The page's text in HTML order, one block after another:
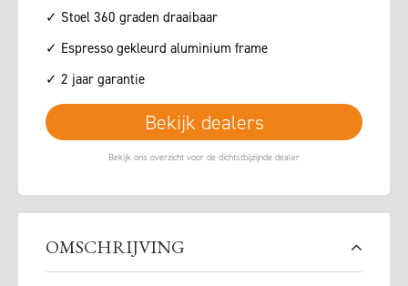
✓ Stoel 360 graden draaibaar
✓ Espresso gekleurd aluminium frame
✓ 2 jaar garantie
Bekijk dealers
OMSCHRIJVING